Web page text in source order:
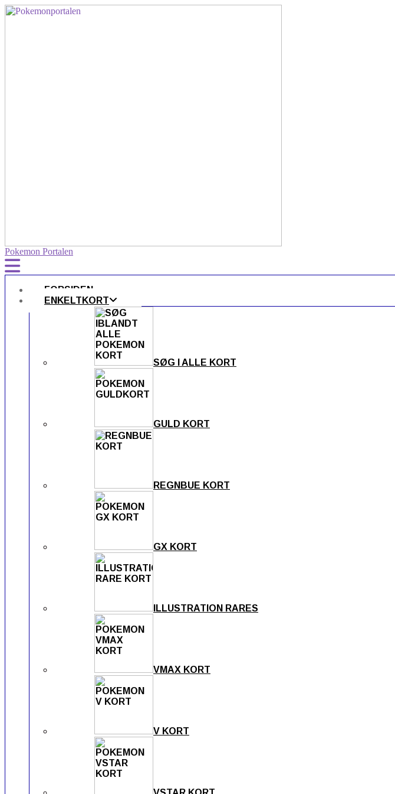
Pokemon Portalen
FORSIDEN
ENKELTKORT
SØG I ALLE KORT
GULD KORT
REGNBUE KORT
GX KORT
ILLUSTRATION RARES
VMAX KORT
V KORT